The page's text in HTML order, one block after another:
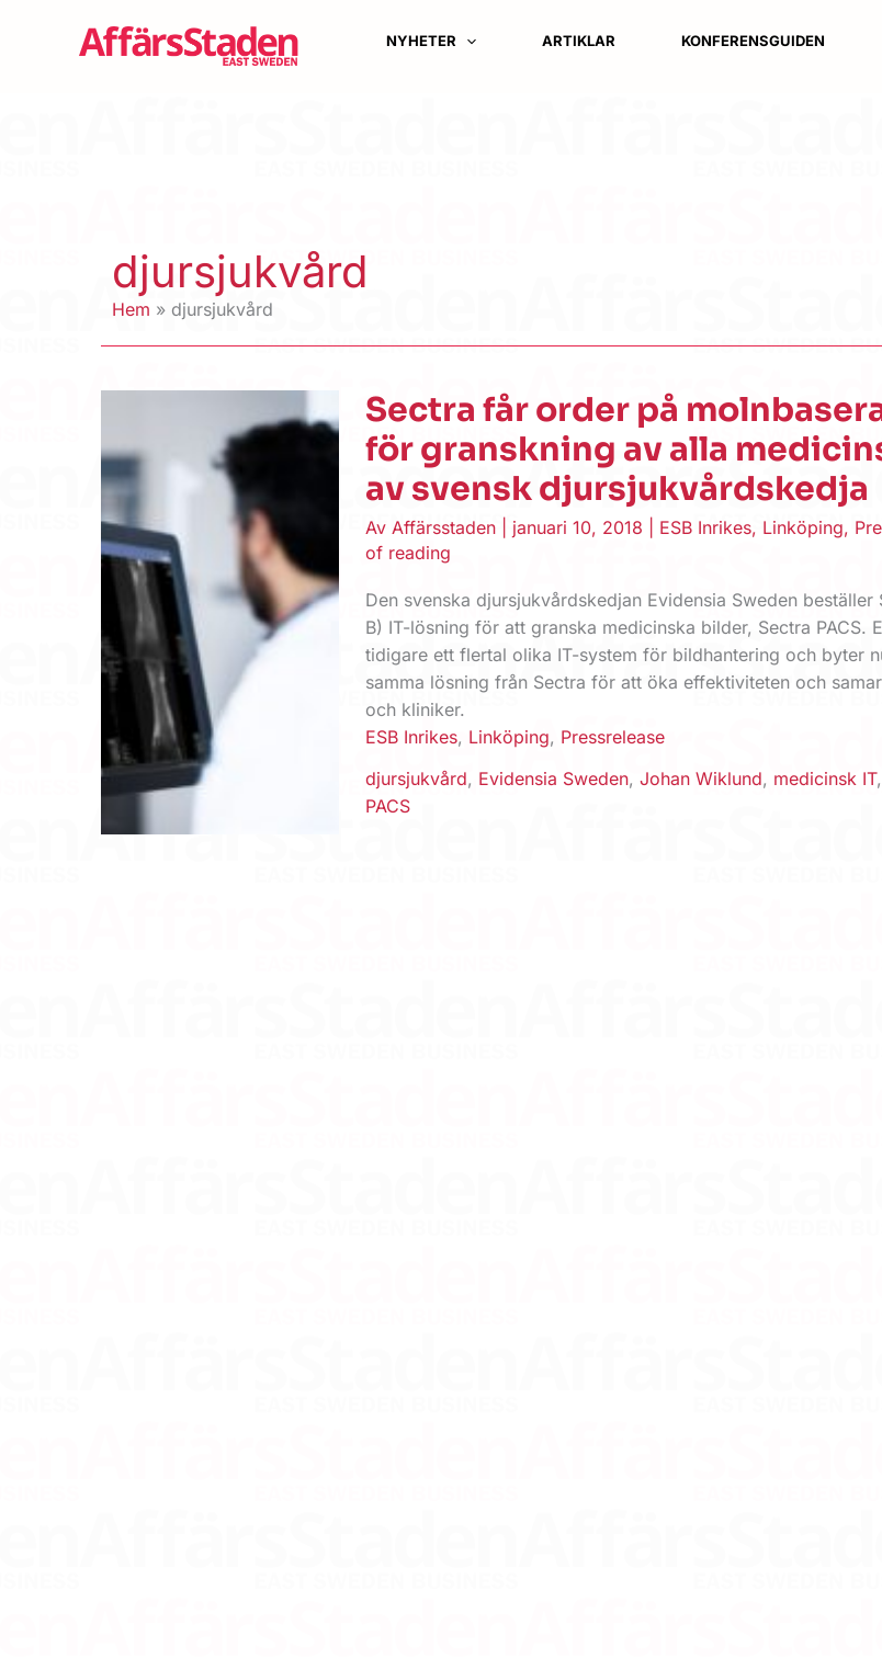
NYHETER ARTIKLAR KONFERENSGUIDEN
djursjukvård
Hem djursjukvård
Sectra får order på
för granskning av alla
av svensk djursjukvårdskedja
AvAffärsstaden januari 10, 2018 ESB Inrikes, Linköping,
of reading
Den svenska djursjukvårdskedjan Evidensia Sweden beställer
B) IT-lösning för att granska medicinska bilder, Sectra PACS.
tidigare ett flertal olika IT-system för bildhantering och byter
samma lösning från Sectra för att öka effektiviteten och
och kliniker.
ESB Inrikes, Linköping, Pressrelease
djursjukvård, Evidensia Sweden,Johan Wiklund, medicinsk IT,
PACS